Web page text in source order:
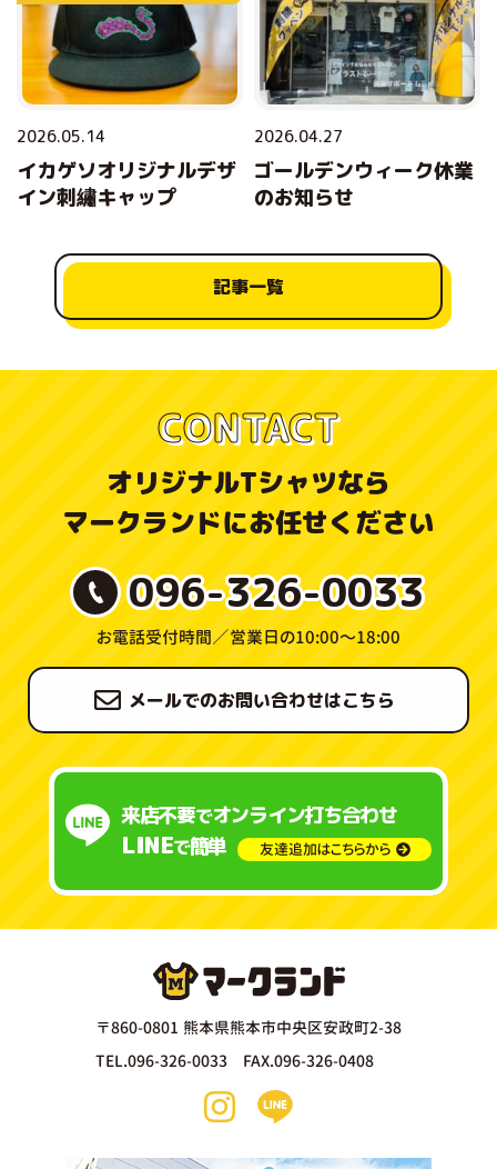
2026.05.14
イカゲソオリジナルデザ
イン刺繡キャップ
2026.04.27
ゴールデンウィーク休業
のお知らせ
記事一覧
CONTACT
オリジナルTシャツなら
マークランドにお任せください
096-326-0033
お電話受付時間／営業日の10:00〜18:00
メールでのお問い合わせはこちら
来店不要でオンライン打ち合わせ
LINEで簡単 友達追加はこちらから
〒860-0801 熊本県熊本市中央区安政町2-38
TEL.096-326-0033 FAX.096-326-0408